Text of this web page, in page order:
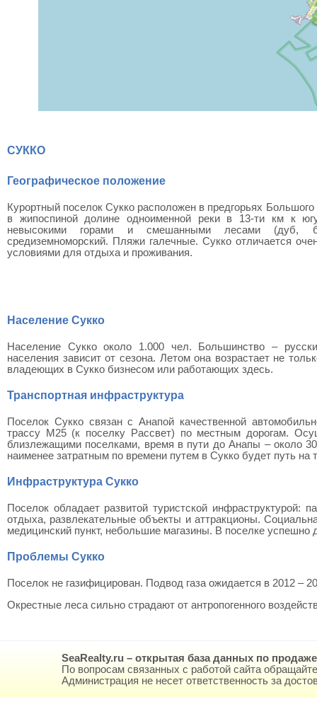
СУККО
Географическое положение
Курортный поселок Сукко расположен в предгорьях Большого
в жипоспиной долине одноименной реки в 13-ти км к
невысокими горами и смешанными лесами (дуб,
средиземноморский. Пляжи галечные. Сукко отличается
условиями для отдыха и проживания.
Население Сукко
Население Сукко около 1.000 чел. Большинство –
населения зависит от сезона. Летом она возрастает не
владеющих в Сукко бизнесом или работающих здесь.
Транспортная инфраструктура
Поселок Сукко связан с Анапой качественной
трассу М25 (к поселку Рассвет) по местным дорогам.
близлежащими поселками, время в пути до Анапы – около
наименее затратным по времени путем в Сукко будет путь на
Инфраструктура Сукко
Поселок обладает развитой туристской инфраструктурой:
отдыха, развлекательные объекты и аттракционы.
медицинский пункт, небольшие магазины. В поселке успешно
Проблемы Сукко
Поселок не газифицирован. Подвод газа ожидается в 2012 –
Окрестные леса сильно страдают от антропогенного
SeaRealty.ru – открытая база данных по
По вопросам связанных с работой сайта
Администрация не несет ответственность за